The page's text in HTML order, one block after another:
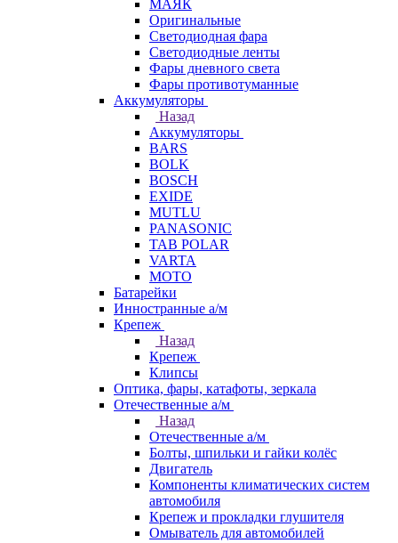
МАЯК
Оригинальные
Светодиодная фара
Светодиодные ленты
Фары дневного света
Фары противотуманные
Аккумуляторы
Назад
Аккумуляторы
BARS
BOLK
BOSCH
EXIDE
MUTLU
PANASONIC
TAB POLAR
VARTA
МОТО
Батарейки
Инностранные а/м
Крепеж
Назад
Крепеж
Клипсы
Оптика, фары, катафоты, зеркала
Отечественные а/м
Назад
Отечественные а/м
Болты, шпильки и гайки колёс
Двигатель
Компоненты климатических систем
автомобиля
Крепеж и прокладки глушителя
Омыватель для автомобилей